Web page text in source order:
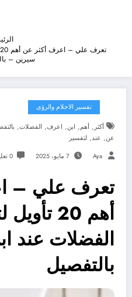
سيرين –
تفسير الاحلام والرؤى
أكثر , أهم, ابن, اعرف, الفضلات,
عن, عند, لتفسير
Aya 7 مايو، 2025 0 تعليقات
تعرف علي –
أهم 20
الفضلات عند
بالتفصيل